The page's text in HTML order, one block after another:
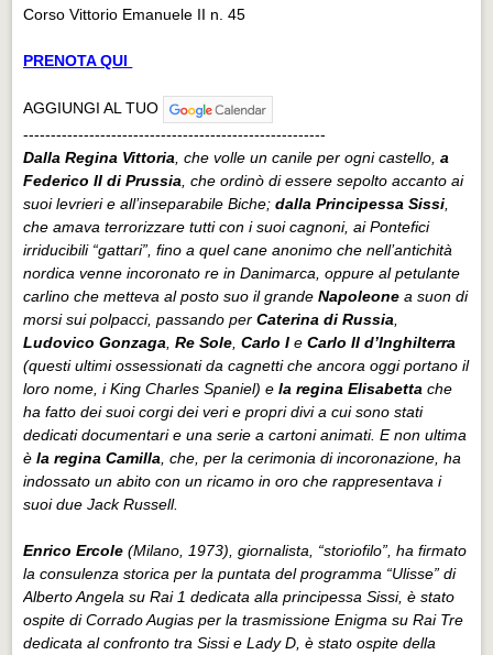
Corso Vittorio Emanuele II n. 45
PRENOTA QUI
AGGIUNGI AL TUO
-------------------------------------------------------
Dalla Regina Vittoria , che volle un canile per ogni castello,a
Federico II di Prussia , che ordinò di essere sepolto accanto ai
suoi levrieri e all’inseparabile Biche;dalla Principessa Sissi
che amava terrorizzare tutti con i suoi cagnoni, ai Pontefici
irriducibili “gattari”, fino a quel cane anonimo che nell’antichità
nordica venne incoronato re in Danimarca, oppure al petulante
carlino che metteva al posto suo il grandeNapoleone a suon di
morsi sui polpacci, passando perCaterina di Russia
Ludovico Gonzaga ,Re Sole ,Carlo I eCarlo II d’Inghilterra
(questi ultimi ossessionati da cagnetti che ancora oggi portano il
loro nome, i King Charles Spaniel) ela regina Elisabetta che
ha fatto dei suoi corgi dei veri e propri divi a cui sono stati
dedicati documentari e una serie a cartoni animati. E non ultima
èla regina Camilla , che, per la cerimonia di incoronazione, ha
indossato un abito con un ricamo in oro che rappresentava i
suoi due Jack Russell.
Enrico Ercole (Milano, 1973), giornalista, “storiofilo”, ha firmato
la consulenza storica per la puntata del programma “Ulisse” di
Alberto Angela su Rai 1 dedicata alla principessa Sissi, è stato
ospite di Corrado Augias per la trasmissione Enigma su Rai Tre
dedicata al confronto tra Sissi e Lady D, è stato ospite della